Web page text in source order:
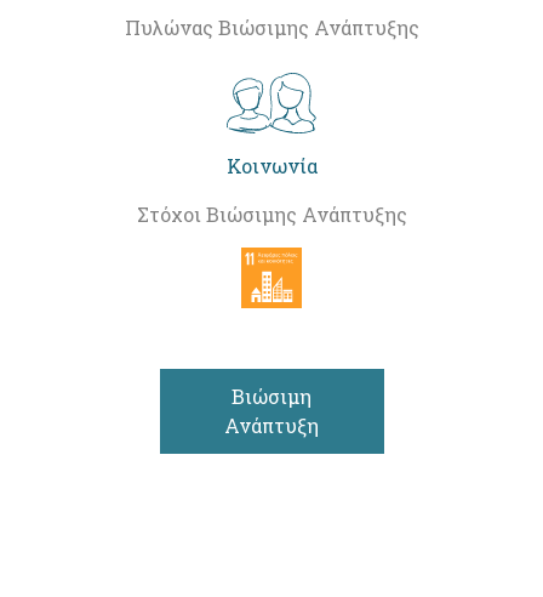
Πυλώνας Βιώσιμης Ανάπτυξης
Κοινωνία
Στόχοι Βιώσιμης Ανάπτυξης
Βιώσιμη
Ανάπτυξη